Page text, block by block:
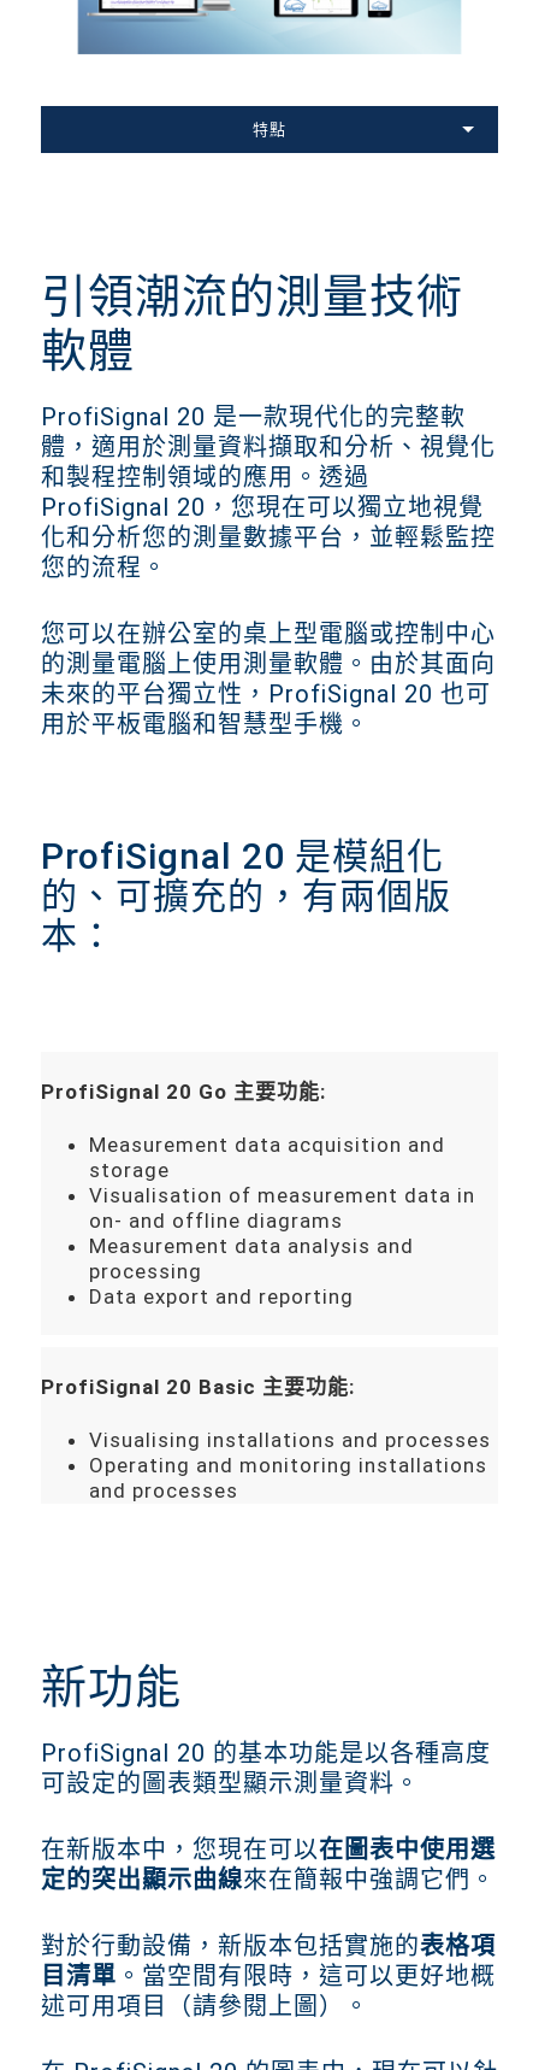
特點
引領潮流的測量技術
軟體
ProfiSignal 20 是一款現代化的完整軟
體，適用於測量資料擷取和分析、視覺化
和製程控制領域的應用。透過
ProfiSignal 20，您現在可以獨立地視覺
化和分析您的測量數據平台，並輕鬆監控
您的流程。
您可以在辦公室的桌上型電腦或控制中心
的測量電腦上使用測量軟體。由於其面向
未來的平台獨立性，ProfiSignal 20 也可
用於平板電腦和智慧型手機。
ProfiSignal 20 是模組化
的、可擴充的，有兩個版
本：
ProfiSignal 20 Go 主要功能:
Measurement data acquisition and
storage
Visualisation of measurement data in
on- and offline diagrams
Measurement data analysis and
processing
Data export and reporting
ProfiSignal 20 Basic 主要功能:
Visualising installations and processes
Operating and monitoring installations
and processes
新功能
ProfiSignal 20 的基本功能是以各種高度
可設定的圖表類型顯示測量資料。
在新版本中，您現在可以在圖表中使用選
定的突出顯示曲線來在簡報中強調它們。
對於行動設備，新版本包括實施的表格項
目清單 。當空間有限時，這可以更好地概
述可用項目（請參閱上圖）。